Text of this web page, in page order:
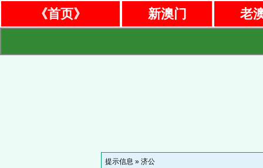
《首页》 新澳门 老
提示信息 » 济公